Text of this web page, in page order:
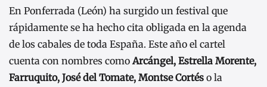
En Ponferrada (León) ha surgido un festival que
rápidamente se ha hecho cita obligada en la agenda
de los cabales de toda España. Este año el cartel
cuenta con nombres como Arcángel, Estrella Morente,
Farruquito, José del Tomate, Montse Cortés o la